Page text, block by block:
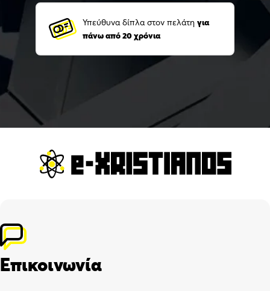
Υπεύθυνα δίπλα στον πελάτη για
πάνω από 20 χρόνια
Επικοινωνία